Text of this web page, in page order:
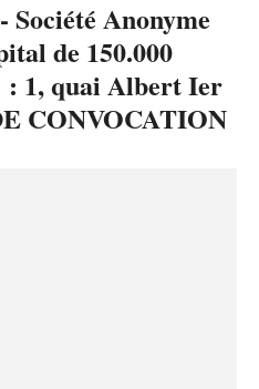
Anonyme
de 150.000
: 1, quai Albert Ier
CONVOCATION